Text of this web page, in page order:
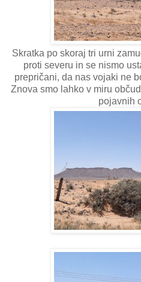
Skratka po skoraj tri urni
proti severu in se nismo
prepričani, da nas vojaki ne
Znova smo lahko v miru
pojavnih